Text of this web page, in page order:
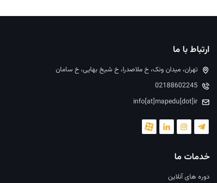
ارتباط با ما
تهران، میدان ونک، خ ملاصدرا، خ شیخ بهایی، خ سامان
02188602245
info[at]mapedu[dot]ir
خدمات ما
دوره های آنلاین